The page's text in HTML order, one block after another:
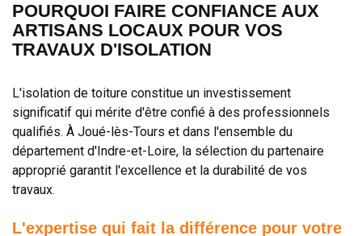
POURQUOI FAIRE CONFIANCE AUX
ARTISANS LOCAUX POUR VOS
TRAVAUX D'ISOLATION
L'isolation de toiture constitue un investissement
significatif qui mérite d'être confié à des professionnels
qualifiés. À Joué-lès-Tours et dans l'ensemble du
département d'Indre-et-Loire, la sélection du partenaire
approprié garantit l'excellence et la durabilité de vos
travaux.
L'expertise qui fait la différence pour votre